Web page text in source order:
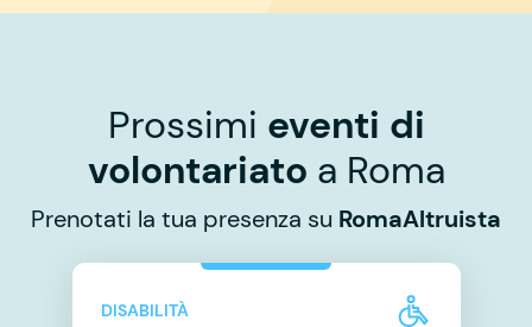
Prossimi eventi di
volontariato a Roma
Prenotati la tua presenza su RomaAltruista
DISABILITÀ